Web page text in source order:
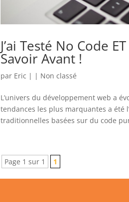
J’ai Testé No Code
Savoir Avant !
par Eric | | Non classé
L’univers du développement web a
tendances les plus marquantes a été
traditionnelles basées sur du code
Page 1 sur 1 1